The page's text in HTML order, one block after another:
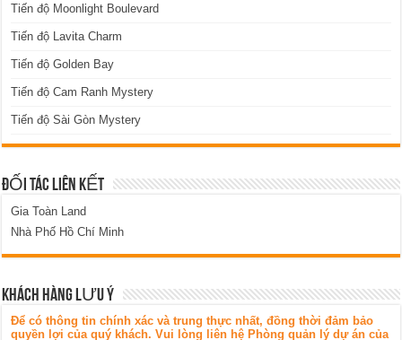
Tiến độ Moonlight Boulevard
Tiến độ Lavita Charm
Tiến độ Golden Bay
Tiến độ Cam Ranh Mystery
Tiến độ Sài Gòn Mystery
ĐỐI TÁC LIÊN KẾT
Gia Toàn Land
Nhà Phố Hồ Chí Minh
KHÁCH HÀNG LƯU Ý
Để có thông tin chính xác và trung thực nhất, đồng thời đảm bảo
quyền lợi của quý khách. Vui lòng liên hệ Phòng quản lý dự án của